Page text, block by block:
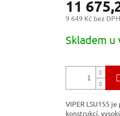
11
9 649 Kč bez DPH
cena:
Skladem u
VIPER LSU155
konstrukcí,